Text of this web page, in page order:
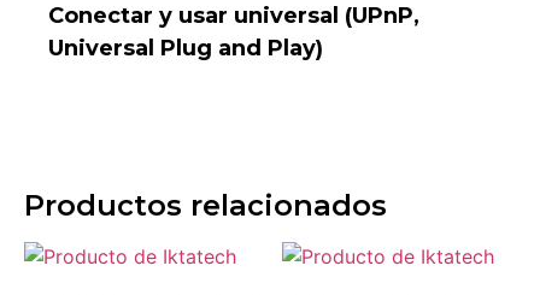
Conectar y usar universal (UPnP,
Universal Plug and Play)
Productos relacionados